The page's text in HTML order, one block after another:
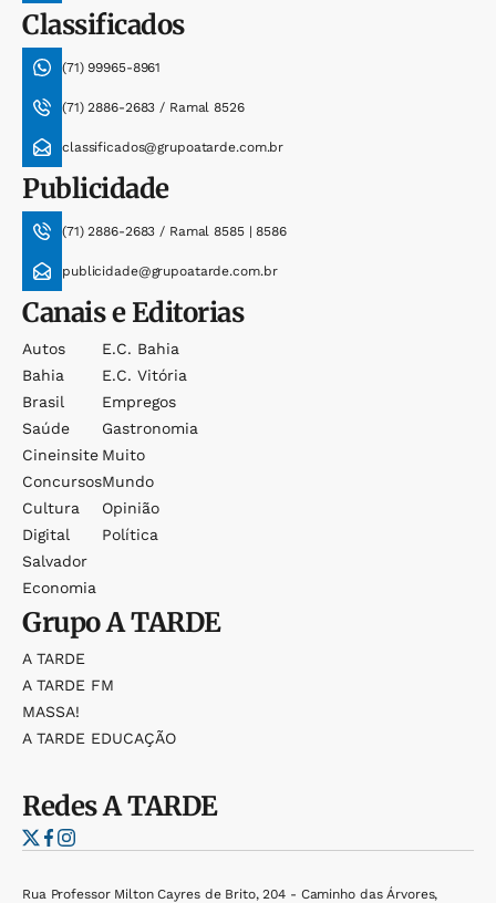
Classificados
(71) 99965-8961
(71) 2886-2683 / Ramal 8526
classificados@grupoatarde.com.br
Publicidade
(71) 2886-2683 / Ramal 8585 | 8586
publicidade@grupoatarde.com.br
Canais e Editorias
Autos
Bahia
Brasil
Saúde
Cineinsite
Concursos
Cultura
Digital
Salvador
Economia
E.c. Bahia
E.c. Vitória
Empregos
Gastronomia
Muito
Mundo
Opinião
Política
GrupoA TARDE
A TARDE
A TARDE FM
MASSA!
A TARDE EDUCAÇÃO
RedesA TARDE
Rua Professor Milton Cayres de Brito, 204 - Caminho das Árvores,